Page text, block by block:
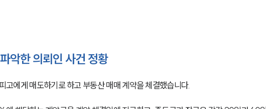
악한 의뢰인 사건 정황
고에게 매도하기로 하고 부동산 매매 계약을 체결했습니다.